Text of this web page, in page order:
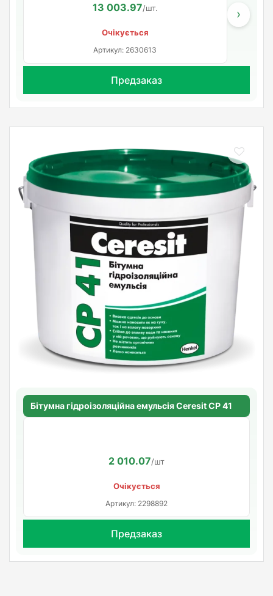
13 003.97/шт.
Очікується
Артикул: 2630613
›
Предзаказ
Бітумна гідроізоляційна емульсія Ceresit CP 41
2 010.07/шт
Очікується
Артикул: 2298892
Предзаказ